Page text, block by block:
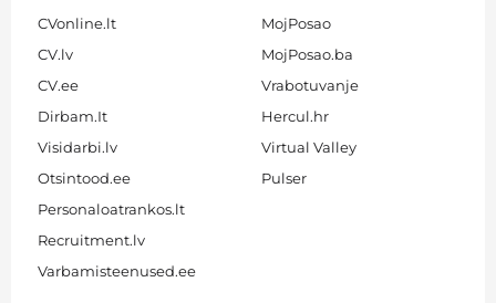
CVonline.lt
CV.lv
CV.ee
Dirbam.It
Visidarbi.lv
Otsintood.ee
Personaloatrankos.lt
Recruitment.lv
Varbamisteenused.ee
MojPosao
MojPosao.ba
Vrabotuvanje
Hercul.hr
Virtual Valley
Pulser